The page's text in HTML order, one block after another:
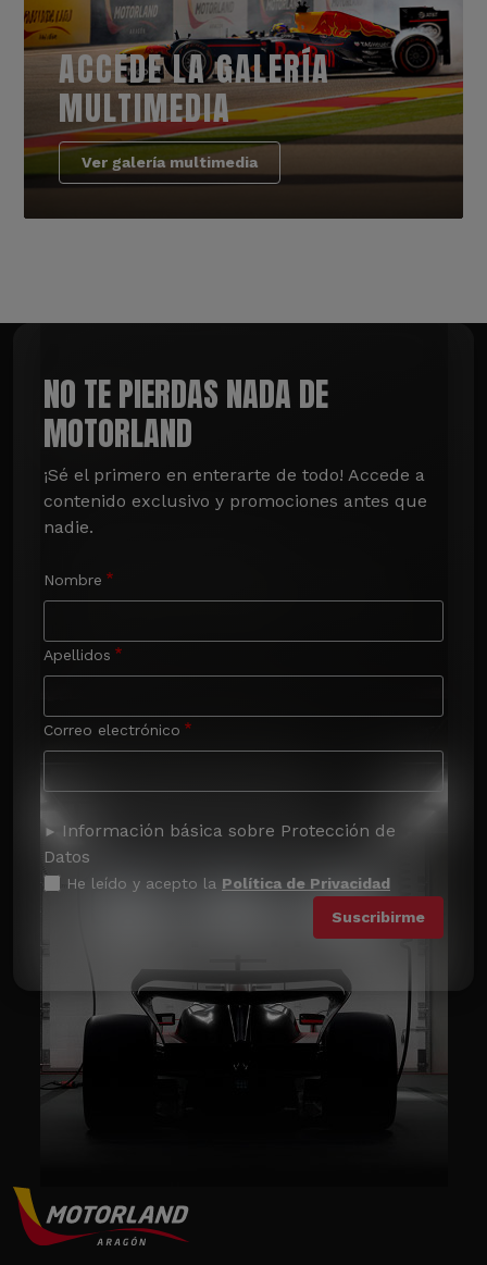
ACCEDE LA GALERÍA
MULTIMEDIA
Ver galería multimedia
NO TE PIERDAS NADA DE
MOTORLAND
¡Sé el primero en enterarte de todo! Accede a
contenido exclusivo y promociones antes que
nadie.
Nombre
Apellidos
Correo electrónico
Información básica sobre Protección de
Datos
He leído y acepto la Política de Privacidad